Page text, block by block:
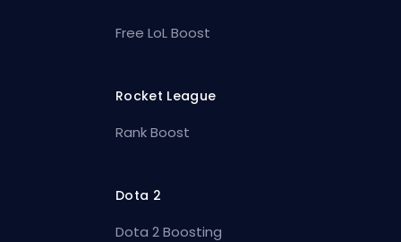
Free LoL Boost
Rocket League
Rank Boost
Dota 2
Dota 2 Boosting